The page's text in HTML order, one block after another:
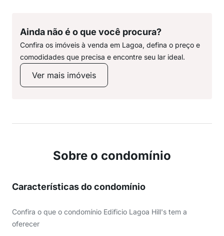
Ainda não é o que você procura?
Confira os imóveis à venda em Lagoa, defina o preço e
comodidades que precisa e encontre seu lar ideal.
Ver mais imóveis
Sobre o condomínio
Características do condomínio
Confira o que o condomínio Edificio Lagoa Hill's tem a
oferecer